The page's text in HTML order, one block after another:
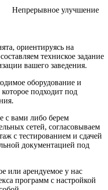
Непрерывное улучшение
ориентируясь на
техниское задание
вашего заведения.
оборудование и
подходит под
с вами либо берем
сетей, согласовываем
с тестированием и сдачей
документацией под
или арендуемое у нас
программ с настройкой